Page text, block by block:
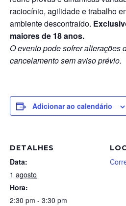
raciocínio, agilidade e trabalho
ambiente descontraído.
maiores de 18 anos.
O evento pode sofrer alterações
cancelamento sem aviso prévio.
Adicionar ao calendário
DETALHES
Data:
1 agosto
Hora:
2:30 pm - 3:30 pm